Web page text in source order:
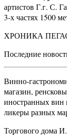
артистов Г.г. С.
3-х частях 1500
ХРОНИКА
Последние
Винно-
магазин,
иностранных вин
ликеры разных
Торгового дома